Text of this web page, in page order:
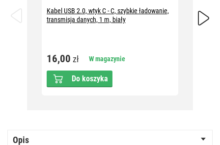
Kabel USB 2.0, wtyk C - C, szybkie ładowanie,
transmisja danych, 1 m, biały
16,00 zł W magazynie
Do koszyka
Opis